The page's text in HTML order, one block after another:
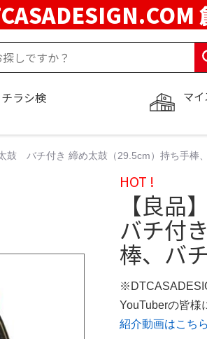
マ
ラシ検
鼓 バチ付き 締め太鼓（29.5cm）持ち手棒
HOT !
【良品
バチ付
棒、バ
YouTuberの皆様
紹介動画はこちら